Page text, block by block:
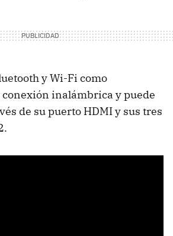
y Wi-Fi como
inalámbrica y puede
de su puerto HDMI y sus tres